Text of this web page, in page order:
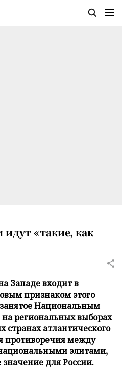
идут «такие, как
Западе входит в
признаком этого
занятое Национальным
региональных выборах
атлантического
противоречия между
элитами,
для России.